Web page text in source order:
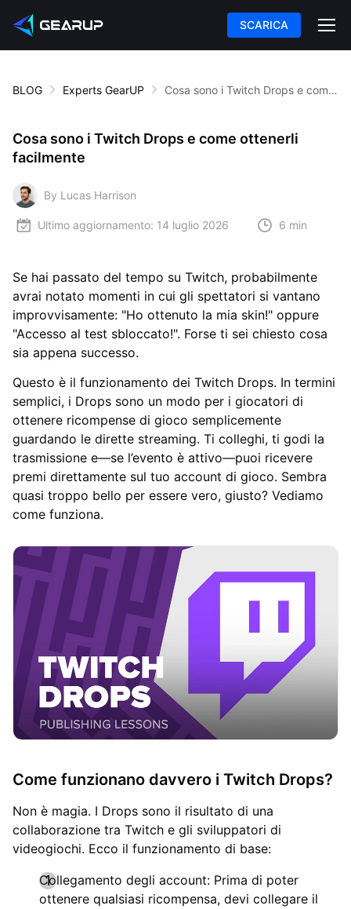
SCARICA
BLOG Experts GearUP Cosa sono i Twitch Drops e come ottenerli facilmente
Cosa sono i Twitch Drops e come ottenerli
facilmente
By Lucas Harrison
Ultimo aggiornamento: 14 luglio 2026 6 min
Se hai passato del tempo su Twitch, probabilmente
avrai notato momenti in cui gli spettatori si vantano
improvvisamente: "Ho ottenuto la mia skin!" oppure
"Accesso al test sbloccato!". Forse ti sei chiesto cosa
sia appena successo.
Questo è il funzionamento dei Twitch Drops. In termini
semplici, i Drops sono un modo per i giocatori di
ottenere ricompense di gioco semplicemente
guardando le dirette streaming. Ti colleghi, ti godi la
trasmissione e—se l’evento è attivo—puoi ricevere
premi direttamente sul tuo account di gioco. Sembra
quasi troppo bello per essere vero, giusto? Vediamo
come funziona.
Come funzionano davvero i Twitch Drops?
Non è magia. I Drops sono il risultato di una
collaborazione tra Twitch e gli sviluppatori di
videogiochi. Ecco il funzionamento di base:
Collegamento degli account: Prima di poter
ottenere qualsiasi ricompensa, devi collegare il